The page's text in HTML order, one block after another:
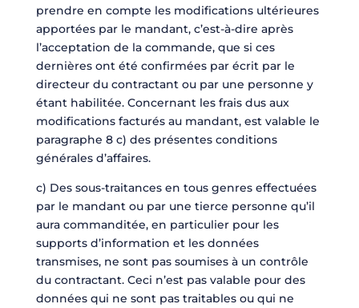
prendre en compte les modifications ultérieures
apportées par le mandant, c’est-à-dire après
l’acceptation de la commande, que si ces
dernières ont été confirmées par écrit par le
directeur du contractant ou par une personne y
étant habilitée. Concernant les frais dus aux
modifications facturés au mandant, est valable le
paragraphe 8 c) des présentes conditions
générales d’affaires.
c) Des sous-traitances en tous genres effectuées
par le mandant ou par une tierce personne qu’il
aura commanditée, en particulier pour les
supports d’information et les données
transmises, ne sont pas soumises à un contrôle
du contractant. Ceci n’est pas valable pour des
données qui ne sont pas traitables ou qui ne